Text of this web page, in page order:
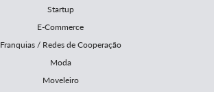
Startup
E-Commerce
Franquias / Redes de Cooperação
Moda
Moveleiro